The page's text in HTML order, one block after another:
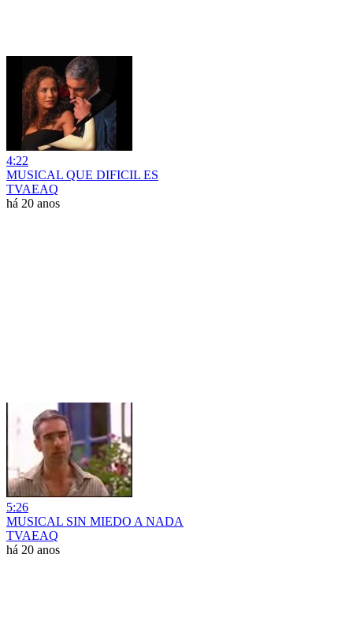
4:22
MUSICAL QUE DIFICIL ES
TVAEAQ
há 20 anos
5:26
MUSICAL SIN MIEDO A NADA
TVAEAQ
há 20 anos